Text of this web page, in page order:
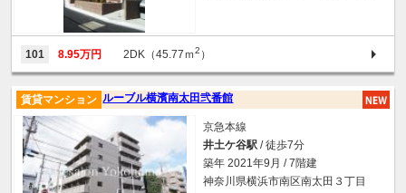
101 8.95万円 2DK（45.77ｍ2 ）
ルーブル横濱南太田弐番館
賃貸マンション
京急本線
井土ケ谷駅 / 徒歩7分
築年 2021年9月 / 7階建
神奈川県横浜市南区南太田３丁目